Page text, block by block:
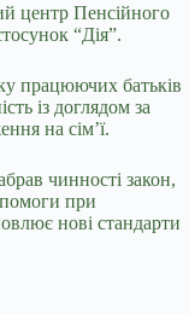
центр Пенсійного
“Дія”.
працюючих батьків
із доглядом за
на сім’ї.
чинності закон,
при
нові стандарти